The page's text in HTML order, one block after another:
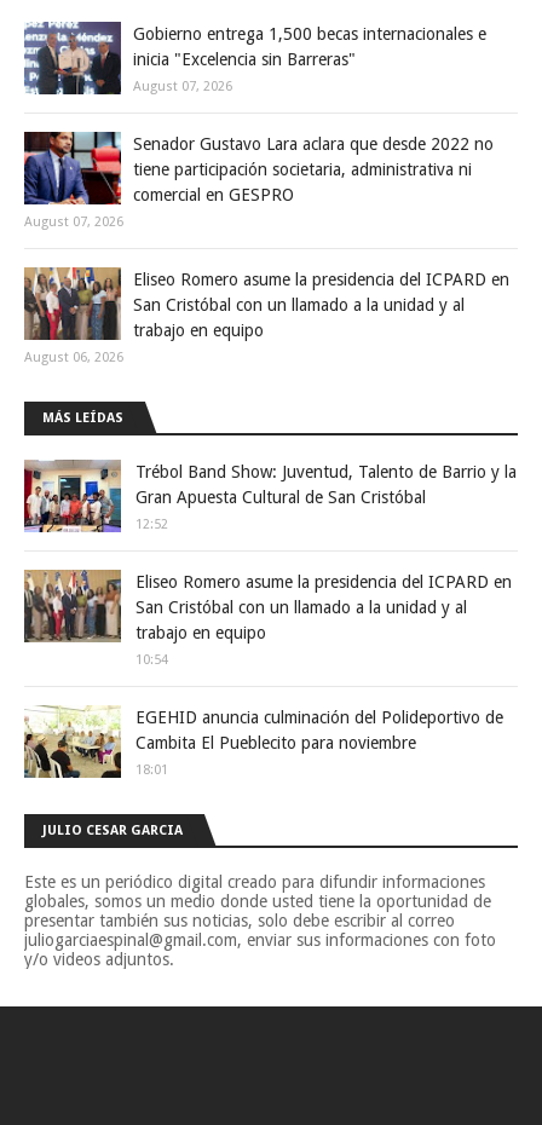
Gobierno entrega 1,500 becas internacionales e
inicia "Excelencia sin Barreras"
August 07, 2026
Senador Gustavo Lara aclara que desde 2022 no
tiene participación societaria, administrativa ni
comercial en GESPRO
August 07, 2026
Eliseo Romero asume la presidencia del ICPARD en
San Cristóbal con un llamado a la unidad y al
trabajo en equipo
August 06, 2026
MÁS LEÍDAS
Trébol Band Show: Juventud, Talento de Barrio y la
Gran Apuesta Cultural de San Cristóbal
12:52
Eliseo Romero asume la presidencia del ICPARD en
San Cristóbal con un llamado a la unidad y al
trabajo en equipo
10:54
EGEHID anuncia culminación del Polideportivo de
Cambita El Pueblecito para noviembre
18:01
JULIO CESAR GARCIA
Este es un periódico digital creado para difundir informaciones
globales, somos un medio donde usted tiene la oportunidad de
presentar también sus noticias, solo debe escribir al correo
juliogarciaespinal@gmail.com, enviar sus informaciones con foto
y/o videos adjuntos.